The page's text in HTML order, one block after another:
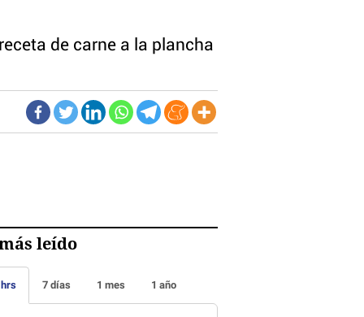
de carne a la plancha
leído
7 días 1 mes 1 año